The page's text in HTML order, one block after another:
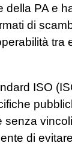
della PA e
di
tra
ISO
senza
di